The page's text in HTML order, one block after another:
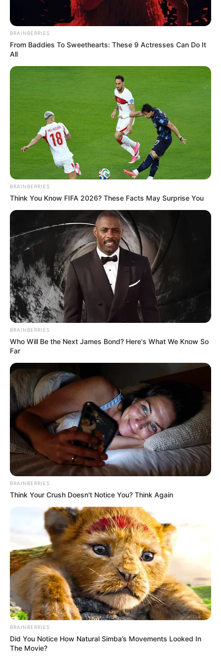
ΣΗΜΑΝΤΙΚΕΣ ΕΙΔΗΣΕΙΣ
Σημαντικές ειδήσεις σήμερα 28/11/23
Σημαντικές ειδήσεις σήμερα 28/11/23.. Ειδήσεις που δεν θα
ακούσετε ούτε θα δείτε σε κανένα συστημικό μέσο μαζικής
ενημέρωσης, είτε η τηλεόραση είναι αυτό, είτε το...
ΣΗΜΑΝΤΙΚΕΣ ΕΙΔΗΣΕΙΣ
ΠΑΓΚΟΣΜΙΑ ΓΕΓΟΝΟΤΑ!!!
ΠΑΓΚΟΣΜΙΑ ΓΕΓΟΝΟΤΑ!!! ΚΑΛΟ ΜΗΝΑ ΜΕ ΥΠΟΜΟΝΗ!!!
ΑΚΟΛΟΥΘΟΥΝ ΚΑΠΟΙΕΣ ΣΗΜΑΝΤΙΚΕΣ ΕΙΔΗΣΕΙΣ/ΓΕΓΟΝΟΤΑ
ΑΠΌ ΟΛΟΝ ΤΟΝ ΠΛΑΝΗΤΗ, ΤΑ ΟΠΟΙΑ ΔΕΝ ΘΑ ΕΙΠΩΘΟΥΝ
ΣΗΜΑΝΤΙΚΕΣ ΕΙΔΗΣΕΙΣ
Η ΕΛΛΑΔΑ ΚΑΙ Ο ΚΟΣΜΟΣ ΣΗΜΕΡΑ, ΣΕ
ΤΙΤΛΟΥΣ
Η ΕΛΛΑΔΑ ΚΑΙ Ο ΚΟΣΜΟΣ ΣΗΜΕΡΑ, ΣΕ ΤΙΤΛΟΥΣ.. ΠΑΜΕ ΝΑ
ΔΟΥΜΕ ΕΠΙΓΡΑΜΜΑΤΙΚΑ ΤΟΥΣ ΤΙΤΛΟΥΣ ΑΠΟ ΣΗΜΑΝΤΙΚΑ
ΓΕΓΟΝΟΤΑ ΚΑΙ ΕΙΔΗΣΕΙΣ ΤΩΝ ΗΜΕΡΩΝ ΜΑΣ… – Η
Washington...
BRAINBERRIES
From Baddies To Sweethearts: These 9 Actresses Can Do It
All
BRAINBERRIES
Think You Know FIFA 2026? These Facts May Surprise You
BRAINBERRIES
Who Will Be the Next James Bond? Here's What We Know So
Far
BRAINBERRIES
Think Your Crush Doesn't Notice You? Think Again
BRAINBERRIES
Did You Notice How Natural Simba’s Movements Looked In
The Movie?